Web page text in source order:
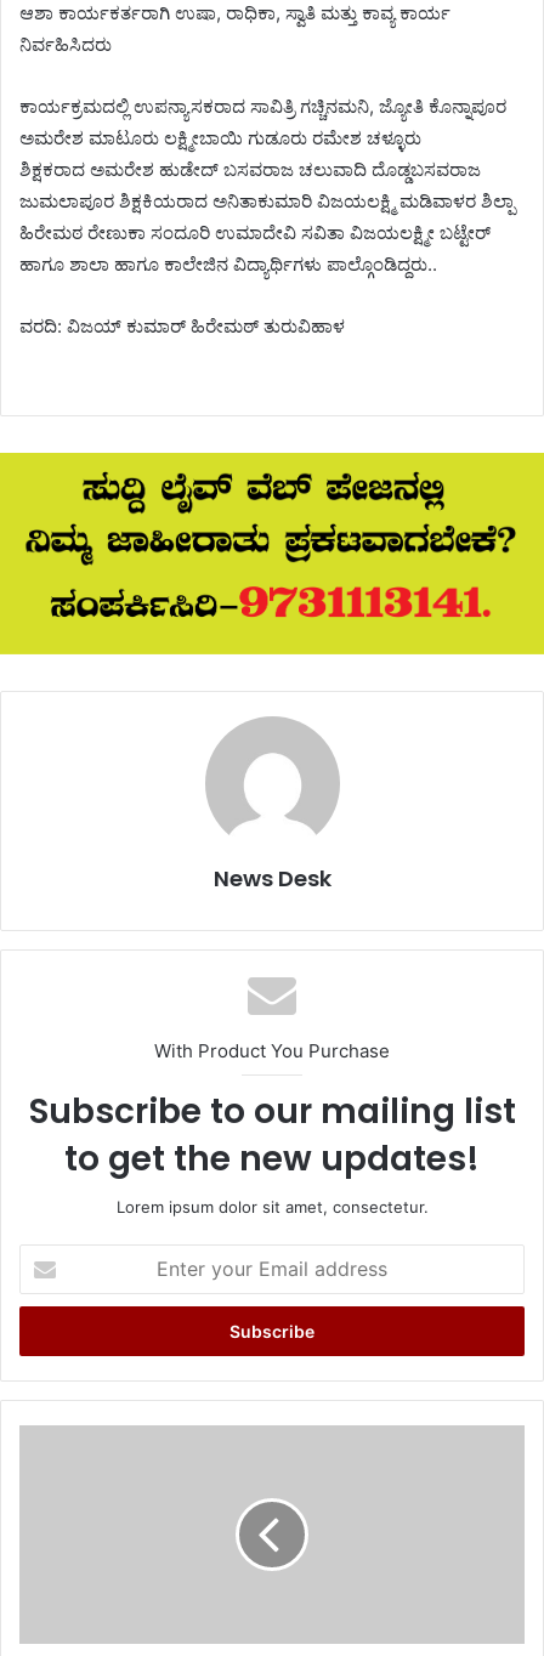
ಆಶಾ ಕಾರ್ಯಕರ್ತರಾಗಿ ಉಷಾ, ರಾಧಿಕಾ, ಸ್ವಾತಿ ಮತ್ತು ಕಾವ್ಯ ಕಾರ್ಯ
ನಿರ್ವಹಿಸಿದರು
ಕಾರ್ಯಕ್ರಮದಲ್ಲಿ ಉಪನ್ಯಾಸಕರಾದ ಸಾವಿತ್ರಿ ಗಚ್ಚಿನಮನಿ, ಜ್ಯೋತಿ ಕೊನ್ನಾಪೂರ
ಅಮರೇಶ ಮಾಟೂರು ಲಕ್ಷ್ಮೀಬಾಯಿ ಗುಡೂರು ರಮೇಶ ಚಳ್ಳೂರು
ಶಿಕ್ಷಕರಾದ ಅಮರೇಶ ಹುಡೇದ್ ಬಸವರಾಜ ಚಲುವಾದಿ ದೊಡ್ಡಬಸವರಾಜ
ಜುಮಲಾಪೂರ ಶಿಕ್ಷಕಿಯರಾದ ಅನಿತಾಕುಮಾರಿ ವಿಜಯಲಕ್ಷ್ಮಿ ಮಡಿವಾಳರ ಶಿಲ್ಪಾ
ಹಿರೇಮಠ ರೇಣುಕಾ ಸಂದೂರಿ ಉಮಾದೇವಿ ಸವಿತಾ ವಿಜಯಲಕ್ಷ್ಮೀ ಬಟ್ಟೇರ್
ಹಾಗೂ ಶಾಲಾ ಹಾಗೂ ಕಾಲೇಜಿನ ವಿದ್ಯಾರ್ಥಿಗಳು ಪಾಲ್ಗೊಂಡಿದ್ದರು..
ವರದಿ: ವಿಜಯ್ ಕುಮಾರ್ ಹಿರೇಮಠ್ ತುರುವಿಹಾಳ
News Desk
With Product You Purchase
Subscribe to our mailing list
to get the new updates!
Lorem ipsum dolor sit amet, consectetur.
your
Email